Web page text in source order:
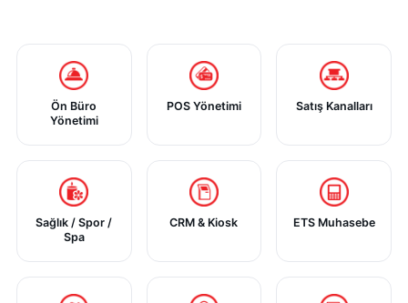
Ön Büro
Yönetimi
POS Yönetimi Satış Kanalları
Sağlık / Spor /
Spa
CRM & Kiosk ETS Muhasebe